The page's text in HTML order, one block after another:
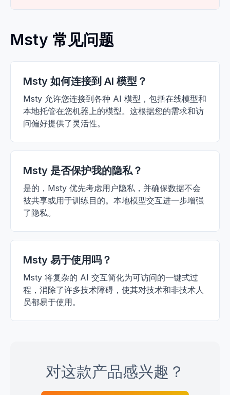
Msty 常见问题
Msty 如何连接到 AI 模型？
Msty 允许您连接到各种 AI 模型，包括在线模型和
本地托管在您机器上的模型。这根据您的需求和访
问偏好提供了灵活性。
Msty 是否保护我的隐私？
是的，Msty 优先考虑用户隐私，并确保数据不会
被共享或用于训练目的。本地模型交互进一步增强
了隐私。
Msty 易于使用吗？
Msty 将复杂的 AI 交互简化为可访问的一键式过
程，消除了许多技术障碍，使其对技术和非技术人
员都易于使用。
对这款产品感兴趣？